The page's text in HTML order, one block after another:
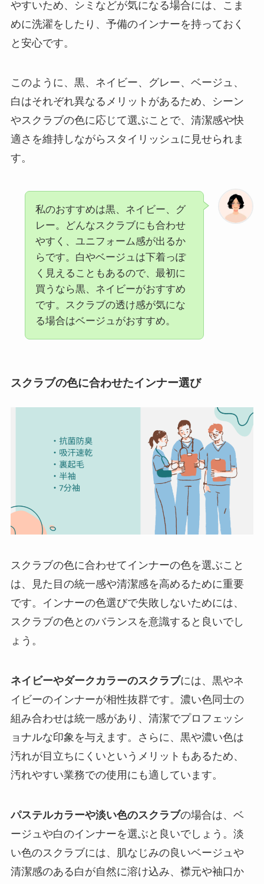
やすいため、シミなどが気になる場合には、こま
めに洗濯をしたり、予備のインナーを持っておく
と安心です。
このように、黒、ネイビー、グレー、ベージュ、
白はそれぞれ異なるメリットがあるため、シーン
やスクラブの色に応じて選ぶことで、清潔感や快
適さを維持しながらスタイリッシュに見せられま
す。
私のおすすめは黒、ネイビー、グ
レー。どんなスクラブにも合わせ
やすく、ユニフォーム感が出るか
らです。白やベージュは下着っぽ
く見えることもあるので、最初に
買うなら黒、ネイビーがおすすめ
です。スクラブの透け感が気にな
る場合はベージュがおすすめ。
スクラブの色に合わせたインナー選び
スクラブの色に合わせてインナーの色を選ぶこと
は、見た目の統一感や清潔感を高めるために重要
です。インナーの色選びで失敗しないためには、
スクラブの色とのバランスを意識すると良いでし
ょう。
ネイビーやダークカラーのスクラブには、黒やネ
イビーのインナーが相性抜群です。濃い色同士の
組み合わせは統一感があり、清潔でプロフェッシ
ョナルな印象を与えます。さらに、黒や濃い色は
汚れが目立ちにくいというメリットもあるため、
汚れやすい業務での使用にも適しています。
パステルカラーや淡い色のスクラブの場合は、ベ
ージュや白のインナーを選ぶと良いでしょう。淡
い色のスクラブには、肌なじみの良いベージュや
清潔感のある白が自然に溶け込み、襟元や袖口か